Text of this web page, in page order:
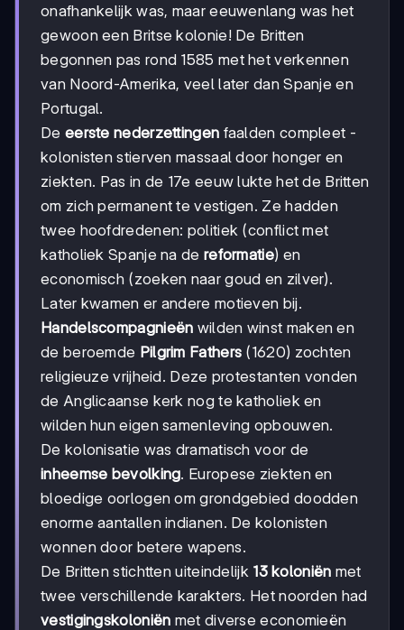
onafhankelijk was, maar eeuwenlang was het
gewoon een Britse kolonie! De Britten
begonnen pas rond 1585 met het verkennen
van Noord-Amerika, veel later dan Spanje en
Portugal.
De eerste nederzettingen faalden compleet -
kolonisten stierven massaal door honger en
ziekten. Pas in de 17e eeuw lukte het de Britten
om zich permanent te vestigen. Ze hadden
twee hoofdredenen: politiek (conflict met
katholiek Spanje na de reformatie) en
economisch (zoeken naar goud en zilver).
Later kwamen er andere motieven bij.
Handelscompagnieën wilden winst maken en
de beroemde Pilgrim Fathers (1620) zochten
religieuze vrijheid. Deze protestanten vonden
de Anglicaanse kerk nog te katholiek en
wilden hun eigen samenleving opbouwen.
De kolonisatie was dramatisch voor de
inheemse bevolking. Europese ziekten en
bloedige oorlogen om grondgebied doodden
enorme aantallen indianen. De kolonisten
wonnen door betere wapens.
De Britten stichtten uiteindelijk 13 koloniën met
twee verschillende karakters. Het noorden had
vestigingskoloniën met diverse economieën